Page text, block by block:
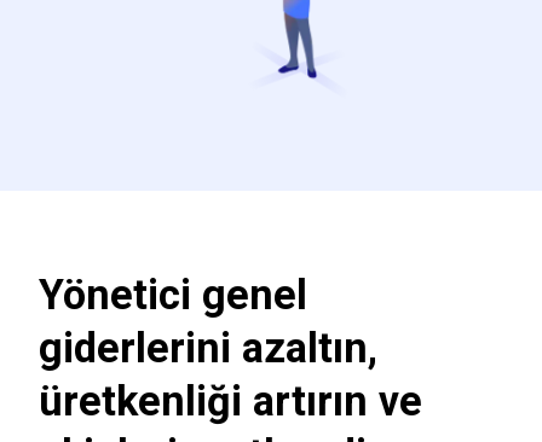
Yönetici genel
giderlerini azaltın,
üretkenliği artırın ve